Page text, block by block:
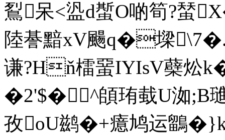
鴷呆<盕d蟴O啲筍?蝅
陸諅黯xV颺q�墚
谦?Hň檑蝁IYIsV蘗炂
�2'$�^頧珛蛓U洳;B
孜oU鹚�+癔鸠运鶹